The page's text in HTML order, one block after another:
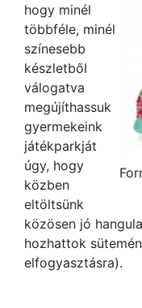
hogy minél
többféle, minél
színesebb
készletből
válogatva
megújíthassuk
gyermekeink
játékparkját
úgy, hogy
közben
eltöltsünk
közösen jó
hozhattok
elfogyasztásra).